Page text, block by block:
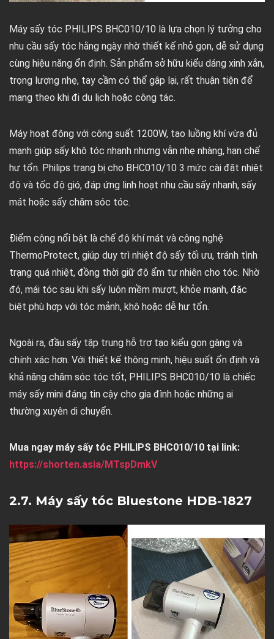
Máy sấy tóc PHILIPS BHC010/10 là lựa chọn lý tưởng cho
nhu cầu sấy tóc hằng ngày nhờ thiết kế nhỏ gọn, dễ sử dụng
cùng hiệu năng ổn định. Sản phẩm sở hữu kiểu dáng xinh xắn,
trọng lượng nhẹ, tay cầm có thể gập lại, rất thuận tiện để
mang theo khi đi du lịch hoặc công tác.
Máy hoạt động với công suất 1200W, tạo luồng khí vừa đủ
mạnh giúp sấy khô tóc nhanh nhưng vẫn nhẹ nhàng, hạn chế
hư tổn. Philips trang bị cho BHC010/10 3 mức cài đặt nhiệt
độ và tốc độ gió, đáp ứng linh hoạt nhu cầu sấy nhanh, sấy
mát hoặc sấy chăm sóc tóc.
Điểm cộng nổi bật là chế độ khí mát và công nghệ
ThermoProtect, giúp duy trì nhiệt độ sấy tối ưu, tránh tình
trạng quá nhiệt, đồng thời giữ độ ẩm tự nhiên cho tóc. Nhờ
đó, mái tóc sau khi sấy luôn mềm mượt, khỏe mạnh, đặc
biệt phù hợp với tóc mảnh, khô hoặc dễ hư tổn.
Ngoài ra, đầu sấy tập trung hỗ trợ tạo kiểu gọn gàng và
chính xác hơn. Với thiết kế thông minh, hiệu suất ổn định và
khả năng chăm sóc tóc tốt, PHILIPS BHC010/10 là chiếc
máy sấy mini đáng tin cậy cho gia đình hoặc những ai
thường xuyên di chuyển.
Mua ngay máy sấy tóc PHILIPS BHC010/10 tại link:
https://shorten.asia/MTspDmkV
2.7. Máy sấy tóc Bluestone HDB-1827